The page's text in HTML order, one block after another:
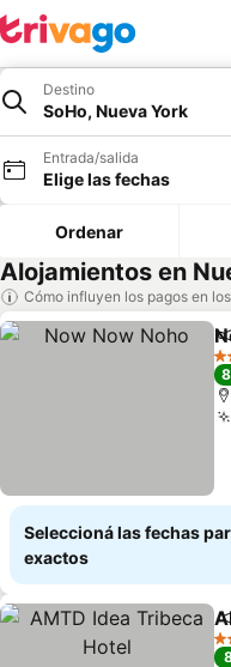
Destino
SoHo, Nueva York
Entrada/salida
Elige las fechas
Ordenar
Alojamientos en
Cómo influyen los pagos en
3
Seleccioná las fechas
exactos
3